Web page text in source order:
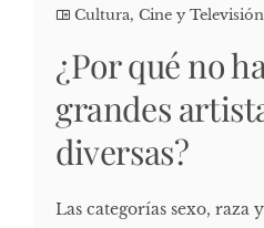
Cultura, Cine y Televisión
¿Por qué no
grandes
diversas?
Las categorías sexo, raza